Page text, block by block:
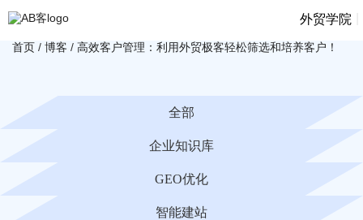
外贸学院
首页 / 博客 / 高效客户管理：利用外贸极客轻松筛选和培养客户！
全部
企业知识库
GEO优化
智能建站